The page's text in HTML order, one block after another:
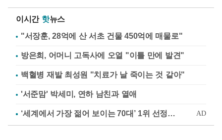
이시간 핫뉴스
"서장훈, 28억에 산 서초 건물 450억에 매물로"
방은희, 어머니 고독사에 오열 "이틀 만에 발견"
백혈병 재발 최성원 "치료가 날 죽이는 것 같아"
'서준맘' 박세미, 연하 남친과 열애